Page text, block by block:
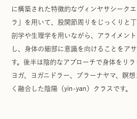
に構築された特徴的なヴィンヤサシーク
ラ」を用いて、股関節周りをじっくりと
剖学や生理学を用いながら、アライメン
し、身体の細部に意識を向けることをア
す。後半は陰的なアプローチで身体をリ
ヨガ、ヨガニドラー、プラーナヤマ、瞑
く融合した陰陽（yin-yan）クラスです。